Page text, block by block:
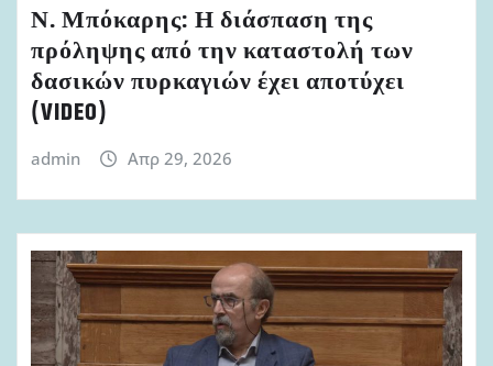
Ν. Μπόκαρης: Η διάσπαση της
πρόληψης από την καταστολή των
δασικών πυρκαγιών έχει αποτύχει
(VIDEO)
admin Απρ 29, 2026